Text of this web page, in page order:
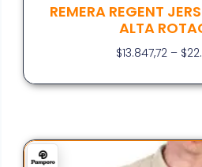
REMERA REGENT
ALTA
$13.847,72 – $